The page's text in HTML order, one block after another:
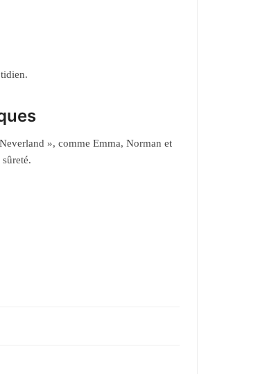
», comme Emma, Norman et